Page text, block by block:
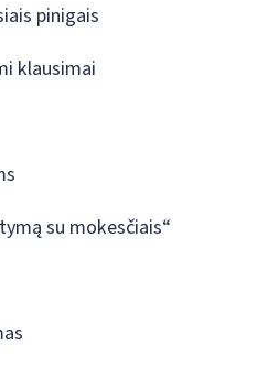
pinigais
klausimai
su mokesčiais“